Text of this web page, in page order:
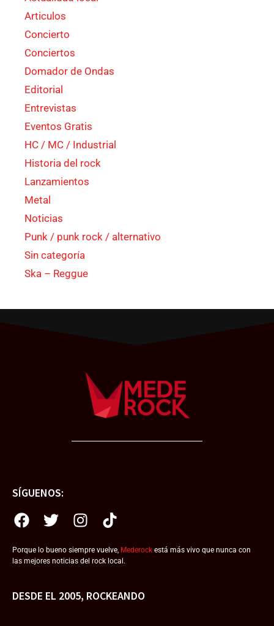
Articulos
Concierto
Conciertos
Domador de Ondas
Editorial
Entrevistas
Eventos Gratis
HC / MC / Industrial
Historia del rock
Lanzamientos
Metal
Noticias
Punk / punk rock / alternativo
Sin categoría
Ska – Reggue
SÍGUENOS:
Porque lo bueno siempre vuelve, Mederock está más vivo que nunca con
las mejores noticias del rock local.
DESDE EL 2005, ROCKEANDO